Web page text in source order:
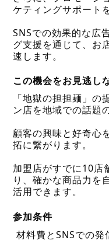
ケティングサポート
SNSでの効果的な広
グ支援を通じて、お
速します。
この機会をお見逃し
「地獄の担担麺」の
ン店を地域での話題
顧客の興味と好奇心
拓に繋がります。
加盟店がすでに10店
り、確かな商品力を
活用できます。
参加条件
材料費とSNSでの